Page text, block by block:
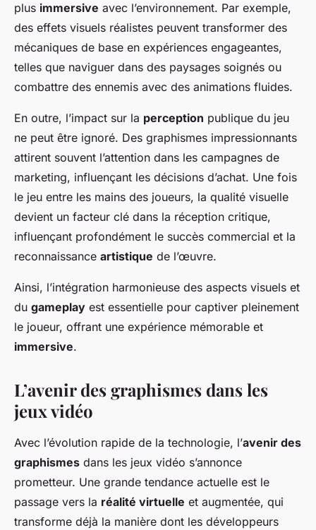
plus immersive avec l’environnement. Par exemple,
des effets visuels réalistes peuvent transformer des
mécaniques de base en expériences engageantes,
telles que naviguer dans des paysages soignés ou
combattre des ennemis avec des animations fluides.
En outre, l’impact sur la perception publique du jeu
ne peut être ignoré. Des graphismes impressionnants
attirent souvent l’attention dans les campagnes de
marketing, influençant les décisions d’achat. Une fois
le jeu entre les mains des joueurs, la qualité visuelle
devient un facteur clé dans la réception critique,
influençant profondément le succès commercial et la
reconnaissance artistique de l’œuvre.
Ainsi, l’intégration harmonieuse des aspects visuels et
du gameplay est essentielle pour captiver pleinement
le joueur, offrant une expérience mémorable et
immersive.
L’avenir des graphismes dans les
jeux vidéo
Avec l’évolution rapide de la technologie, l’avenir des
graphismes dans les jeux vidéo s’annonce
prometteur. Une grande tendance actuelle est le
passage vers la réalité virtuelle et augmentée, qui
transforme déjà la manière dont les développeurs